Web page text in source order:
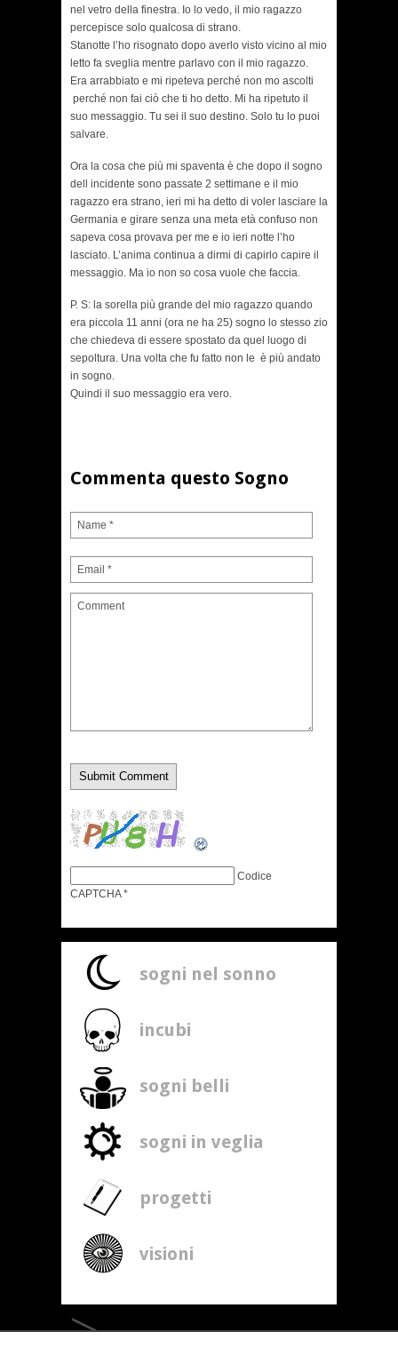
nel vetro della finestra. Io lo vedo, il mio ragazzo
percepisce solo qualcosa di strano.
Stanotte l’ho risognato dopo averlo visto vicino al mio
letto fa sveglia mentre parlavo con il mio ragazzo.
Era arrabbiato e mi ripeteva perché non mo ascolti
perché non fai ciò che ti ho detto. Mi ha ripetuto il
suo messaggio. Tu sei il suo destino. Solo tu lo puoi
salvare.
Ora la cosa che più mi spaventa è che dopo il sogno
dell incidente sono passate 2 settimane e il mio
ragazzo era strano, ieri mi ha detto di voler lasciare la
Germania e girare senza una meta età confuso non
sapeva cosa provava per me e io ieri notte l’ho
lasciato. L’anima continua a dirmi di capirlo capire il
messaggio. Ma io non so cosa vuole che faccia.
P. S: la sorella più grande del mio ragazzo quando
era piccola 11 anni (ora ne ha 25) sogno lo stesso zio
che chiedeva di essere spostato da quel luogo di
sepoltura. Una volta che fu fatto non le è più andato
in sogno.
Quindi il suo messaggio era vero.
Commenta questo Sogno
Codice
CAPTCHA*
sogni nel sonno
incubi
sogni belli
sogni in veglia
progetti
visioni